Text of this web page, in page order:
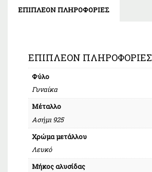
ΕΠΙΠΛΈΟΝ ΠΛΗΡΟΦΟΡΊΕΣ
ΕΠΙΠΛΈΟΝ ΠΛΗΡΟΦΟΡΊΕΣ
Φύλο
Γυναίκα
Μέταλλο
Ασήμι 925
Χρώμα μετάλλου
Λευκό
Μήκος αλυσίδας